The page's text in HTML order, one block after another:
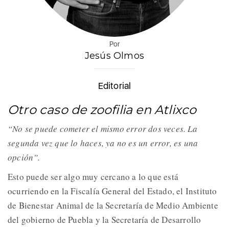
Por
Jesús Olmos
Editorial
Otro caso de zoofilia en Atlixco
“No se puede cometer el mismo error dos veces. La
segunda vez que lo haces, ya no es un error, es una
opción”.
Esto puede ser algo muy cercano a lo que está
ocurriendo en la Fiscalía General del Estado, el Instituto
de Bienestar Animal de la Secretaría de Medio Ambiente
del gobierno de Puebla y la Secretaría de Desarrollo